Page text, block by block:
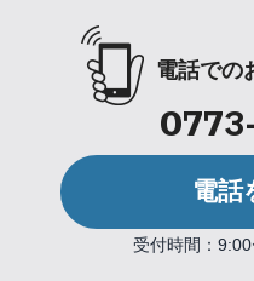
電話での
電話
受付時間：